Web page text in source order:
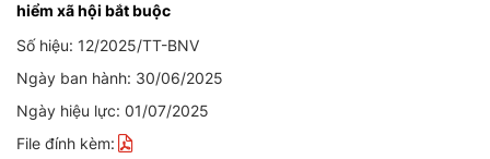
hiểm xã hội bắt buộc
Số hiệu: 12/2025/TT-BNV
Ngày ban hành: 30/06/2025
Ngày hiệu lực: 01/07/2025
File đính kèm: